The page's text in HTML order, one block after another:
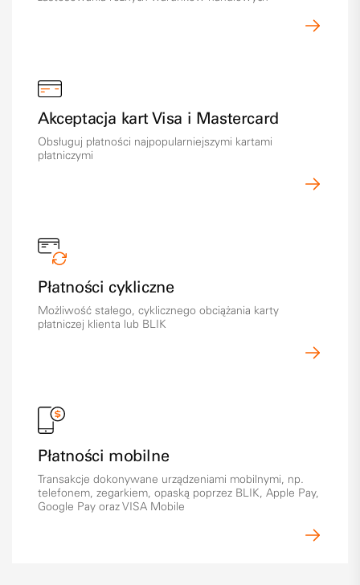
Akceptacja kart Visa i Mastercard
Obsługuj płatności najpopularniejszymi kartami
płatniczymi
Płatności cykliczne
Możliwość stałego, cyklicznego obciążania karty
płatniczej klienta lub BLIK
Płatności mobilne
Transakcje dokonywane urządzeniami mobilnymi, np.
telefonem, zegarkiem, opaską poprzez BLIK, Apple Pay,
Google Pay oraz VISA Mobile